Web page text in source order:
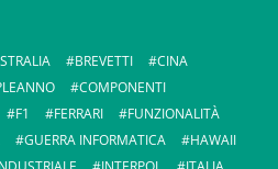
BREVETTI
CINA
COMPONENTI
F1 FERRARI
FUNZIONALITÀ
GUERRA INFORMATICA
HAWAII